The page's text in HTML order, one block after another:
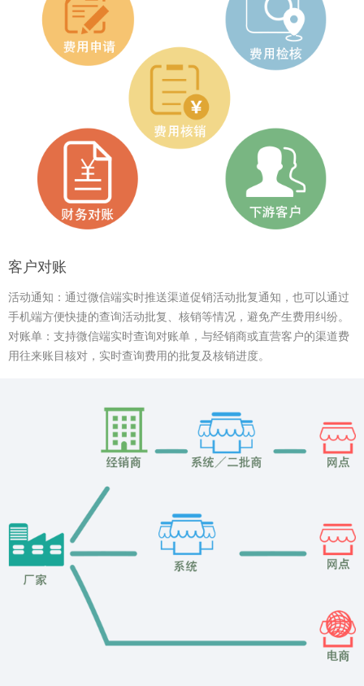
客户对账
活动通知：通过微信端实时推送渠道促销活动批复通知，也可以通过
手机端方便快捷的查询活动批复、核销等情况，避免产生费用纠纷。
对账单：支持微信端实时查询对账单，与经销商或直营客户的渠道费
用往来账目核对，实时查询费用的批复及核销进度。